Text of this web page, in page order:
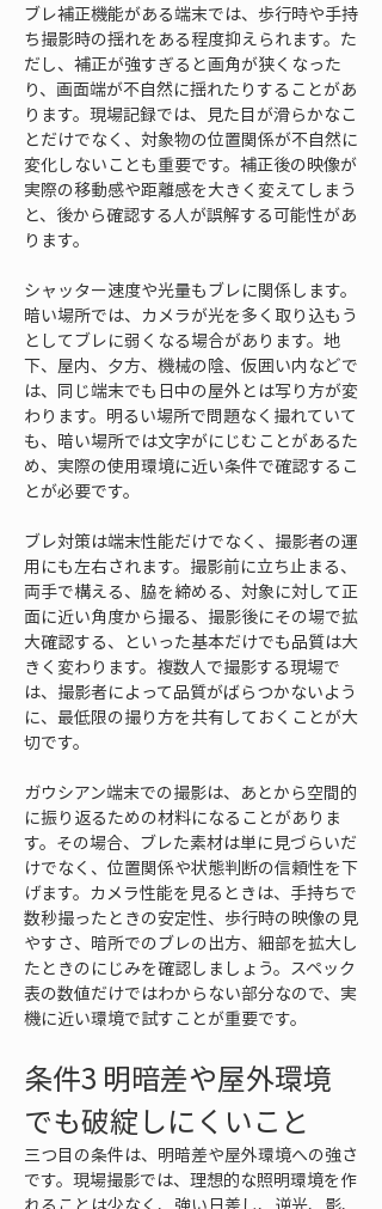
ブレ補正機能がある端末では、歩行時や手持
ち撮影時の揺れをある程度抑えられます。た
だし、補正が強すぎると画角が狭くなった
り、画面端が不自然に揺れたりすることがあ
ります。現場記録では、見た目が滑らかなこ
とだけでなく、対象物の位置関係が不自然に
変化しないことも重要です。補正後の映像が
実際の移動感や距離感を大きく変えてしまう
と、後から確認する人が誤解する可能性があ
ります。
シャッター速度や光量もブレに関係します。
暗い場所では、カメラが光を多く取り込もう
としてブレに弱くなる場合があります。地
下、屋内、夕方、機械の陰、仮囲い内などで
は、同じ端末でも日中の屋外とは写り方が変
わります。明るい場所で問題なく撮れていて
も、暗い場所では文字がにじむことがあるた
め、実際の使用環境に近い条件で確認するこ
とが必要です。
ブレ対策は端末性能だけでなく、撮影者の運
用にも左右されます。撮影前に立ち止まる、
両手で構える、脇を締める、対象に対して正
面に近い角度から撮る、撮影後にその場で拡
大確認する、といった基本だけでも品質は大
きく変わります。複数人で撮影する現場で
は、撮影者によって品質がばらつかないよう
に、最低限の撮り方を共有しておくことが大
切です。
ガウシアン端末での撮影は、あとから空間的
に振り返るための材料になることがありま
す。その場合、ブレた素材は単に見づらいだ
けでなく、位置関係や状態判断の信頼性を下
げます。カメラ性能を見るときは、手持ちで
数秒撮ったときの安定性、歩行時の映像の見
やすさ、暗所でのブレの出方、細部を拡大し
たときのにじみを確認しましょう。スペック
表の数値だけではわからない部分なので、実
機に近い環境で試すことが重要です。
条件3 明暗差や屋外環境
でも破綻しにくいこと
三つ目の条件は、明暗差や屋外環境への強さ
です。現場撮影では、理想的な照明環境を作
れることは少なく、強い日差し、逆光、影、